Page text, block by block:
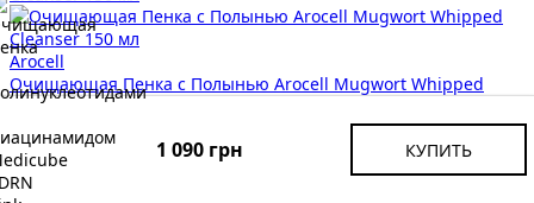
1 090 грн КУПИТЬ
Arocell
Очищающая Пенка с Полынью Arocell Mugwort Whipped
Cleanser 150 мл
99
35075